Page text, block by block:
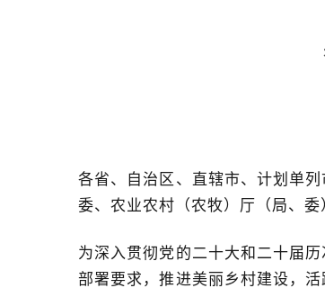
各省、自治区、直辖市、计划单
委、农业农村（农牧）厅（局、委
为深入贯彻党的二十大和二十届
部署要求，推进美丽乡村建设，